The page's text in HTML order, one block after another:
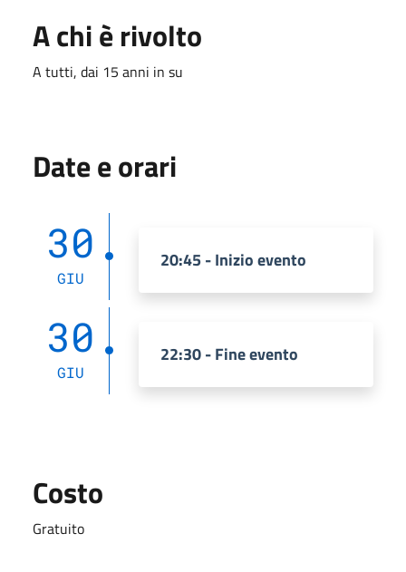
A chi è rivolto
A tutti, dai 15 anni in su
Date e orari
30
GIU
20:45 - Inizio evento
30
GIU
22:30 - Fine evento
Costo
Gratuito